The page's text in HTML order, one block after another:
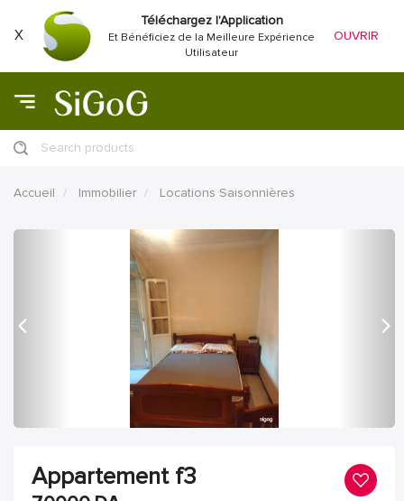
X
Téléchargez l'Application
Et Bénéficiez de la Meilleure Expérience
Utilisateur
OUVRIR
Search products
Accueil Immobilier Locations Saisonnières
Appartement f3